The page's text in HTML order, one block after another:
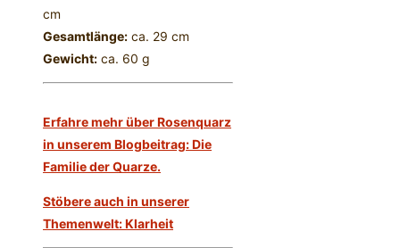
cm
Gesamtlänge: ca. 29 cm
Gewicht: ca. 60 g
Erfahre mehr über Rosenquarz
in unserem Blogbeitrag: Die
Familie der Quarze.
Stöbere auch in unserer
Themenwelt: Klarheit